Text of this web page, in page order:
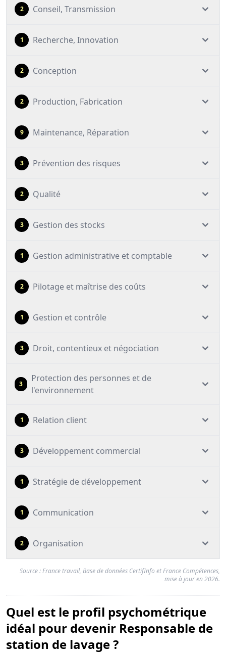
2 Conseil, Transmission
1 Recherche, Innovation
2 Conception
2 Production, Fabrication
9 Maintenance, Réparation
3 Prévention des risques
2 Qualité
3 Gestion des stocks
1 Gestion administrative et comptable
2 Pilotage et maîtrise des coûts
1 Gestion et contrôle
3 Droit, contentieux et négociation
3
Protection des personnes et de
l'environnement
1 Relation client
3 Développement commercial
1 Stratégie de développement
1 Communication
2 Organisation
Source : France travail, Base de données CertifInfo et France Compétences,
mise à jour en 2026.
Quel est le profil psychométrique
idéal pour devenir Responsable de
station de lavage ?